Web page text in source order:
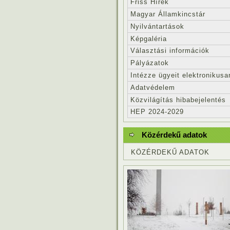
Friss Hírek
Magyar Államkincstár
Nyilvántartások
Képgaléria
Választási információk
Pályázatok
Intézze ügyeit
Adatvédelem
Közvilágítás hibabejelentés
HEP 2024-2029
Közérdekű adatok
KÖZÉRDEKŰ ADATOK